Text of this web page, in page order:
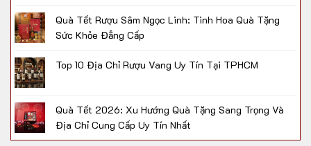
Quà Tết Rượu Sâm Ngọc Linh: Tinh Hoa Quà Tặng
Sức Khỏe Đẳng Cấp
Top 10 Địa Chỉ Rượu Vang Uy Tín Tại TPHCM
Quà Tết 2026: Xu Hướng Quà Tặng Sang Trọng Và
Địa Chỉ Cung Cấp Uy Tín Nhất